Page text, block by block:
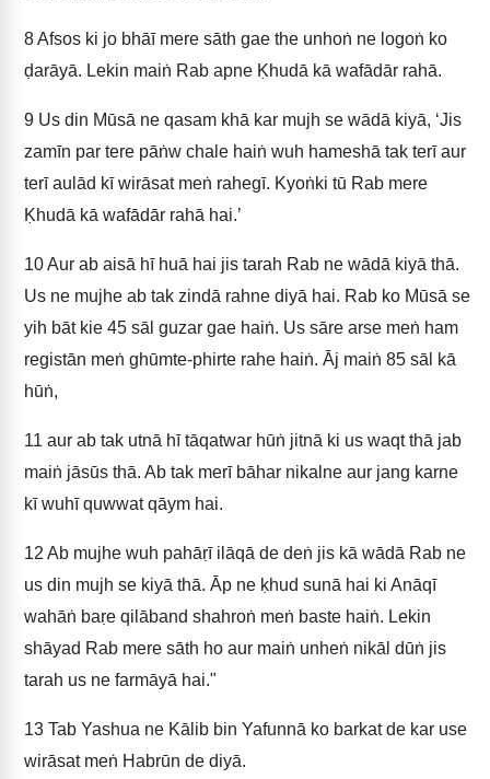
8Afsos ki jo bhāī mere sāth gae the unhoṅ ne logoṅ ko
ḍarāyā. Lekin maiṅ Rab apne Ḳhudā kā wafādār rahā.
9 Us din Mūsā ne qasam khā kar mujh se wādā kiyā, ‘Jis
zamīn par tere pāṅw chale haiṅ wuh hameshā tak terī aur
terī aulād kī wirāsat meṅ rahegī. Kyoṅki tū Rab mere
Ḳhudā kā wafādār rahā hai.’
10Aur ab aisā hī huā hai jis tarah Rab ne wādā kiyā thā.
Us ne mujhe ab tak zindā rahne diyā hai. Rab ko Mūsā se
yih bāt kie 45 sāl guzar gae haiṅ. Us sāre arse meṅ ham
registān meṅ ghūmte-phirte rahe haiṅ. Āj maiṅ 85 sāl kā
hūṅ,
11 aur ab tak utnā hī tāqatwar hūṅ jitnā ki us waqt thā jab
maiṅ jāsūs thā. Ab tak merī bāhar nikalne aur jang karne
kī wuhī quwwat qāym hai.
12 Ab mujhe wuh pahāṛī ilāqā de deṅ jis kā wādā Rab ne
us din mujh se kiyā thā. Āp ne ḳhud sunā hai ki Anāqī
wahāṅ baṛe qilāband shahroṅ meṅ baste haiṅ. Lekin
shāyad Rab mere sāth ho aur maiṅ unheṅ nikāl dūṅ jis
tarah us ne farmāyā hai."
13 Tab Yashua ne Kālib bin Yafunnā ko barkat de kar use
wirāsat meṅ Habrūn de diyā.